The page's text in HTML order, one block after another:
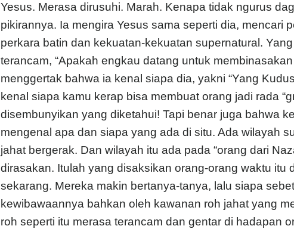
Yesus. Merasa dirusuhi. Marah. Kenapa tidak ngurus
pikirannya. Ia mengira Yesus sama seperti dia, mencari
perkara batin dan kekuatan-kekuatan supernatural.
terancam, “Apakah engkau datang untuk
menggertak bahwa ia kenal siapa dia, yakni “Yang
kenal siapa kamu kerap bisa membuat orang jadi rada
disembunyikan yang diketahui! Tapi benar juga bahwa
mengenal apa dan siapa yang ada di situ. Ada wilayah
jahat bergerak. Dan wilayah itu ada pada “orang dari
dirasakan. Itulah yang disaksikan orang-orang waktu itu
sekarang. Mereka makin bertanya-tanya, lalu siapa
kewibawaannya bahkan oleh kawanan roh jahat yang
roh seperti itu merasa terancam dan gentar di hadapan